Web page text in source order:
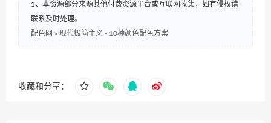
1、本资源部分来源其他付费资源平台或互联网收集，如有侵权请
联系及时处理。
配色网 » 现代极简主义 - 10种颜色配色方案
收藏和分享：